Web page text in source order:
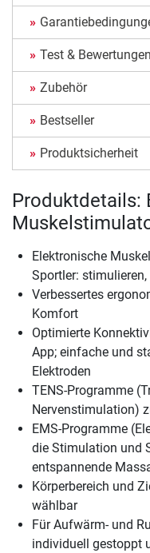
Test & Bewertungen
Zubehör
Bestseller
Produktsicherheit
Produktdetails:
Elektronische
Sportler:
Verbessertes
Komfort
Optimierte
App; einfache und
Elektroden
TENS-Programme
Nervenstimulation)
EMS-Programme
die Stimulation und
entspannende
Körperbereich und
wählbar
Für Aufwärm- und
individuell gestoppt